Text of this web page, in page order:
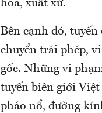
hóa, xuất xứ.
Bên cạnh đó,
chuyển trái phép,
gốc. Những vi
tuyến biên giới
pháo nổ, đường